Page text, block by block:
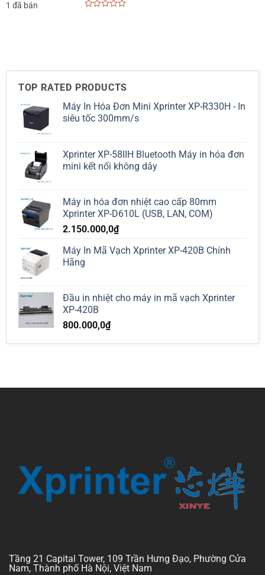
1 đã bán
TOP RATED PRODUCTS
Máy In Hóa Đơn Mini Xprinter XP-R330H - In
siêu tốc 300mm/s
Xprinter XP-58IIH Bluetooth Máy in hóa đơn
mini kết nối không dây
Máy in hóa đơn nhiệt cao cấp 80mm
Xprinter XP-D610L (USB, LAN, COM)
2.150.000,0₫
Máy In Mã Vạch Xprinter XP-420B Chính
Hãng
Đầu in nhiệt cho máy in mã vạch Xprinter
XP-420B
800.000,0₫
Tầng 21 Capital Tower, 109 Trần Hưng Đạo, Phường Cửa
Nam, Thành phố Hà Nội, Việt Nam